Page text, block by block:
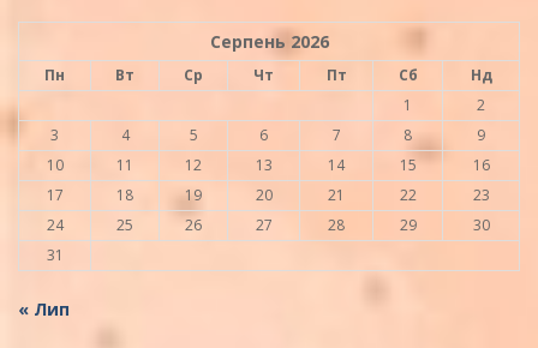
Серпень 2026
Пн Вт Ср Чт Пт Сб
Нд
1
2
3
4 5 6 7 8
9
10
11 12 13 14 15
16
17
18 19 20 21 22
23
24
25 26 27 28 29
30
31
« Лип